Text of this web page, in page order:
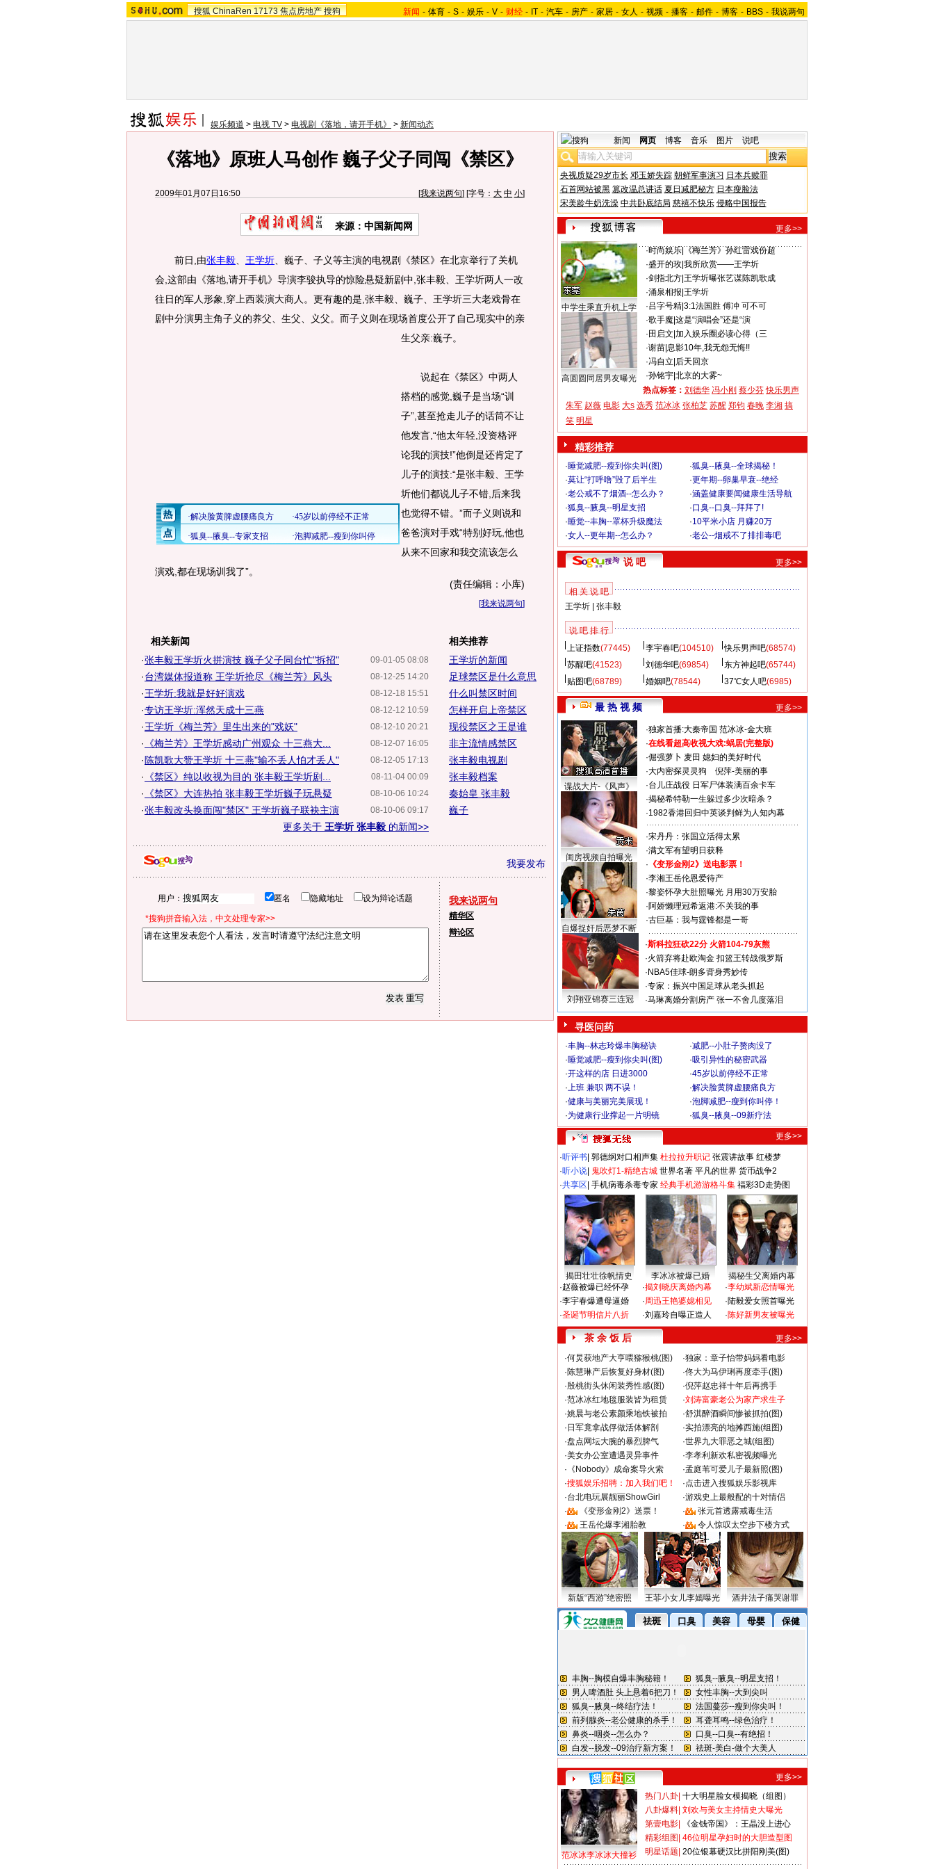
搜狐 ChinaRen 17173 焦点房地产 搜狗 新闻 - 体育 - S - 娱乐 - V - 财经 - IT - 汽车 - 房产 - 家居 - 女人 - 视频 - 播客 - 邮件 - 博客 - BBS - 我说两句
娱乐频道 > 电视 TV > 电视剧《落地，请开手机》 > 新闻动态
《落地》原班人马创作 巍子父子同闯《禁区》
2009年01月07日16:50 [我来说两句] [字号： 大 中 小]
来源：中国新闻网
前日,由张丰毅 王学圻 、巍子、子义等主演的电视剧《禁区》在北京举行了关机
会,这部由《落地,请开手机》导演李骏执导的惊险悬疑新剧中,张丰毅、王学圻两人一改
往日的军人形象,穿上西装演大商人。更有趣的是,张丰毅、巍子、王学圻三大老戏骨在
剧中分演男主角子义的养父、生父、义父。 而子义则在现场首度公开了自己现实中的亲
生父亲:巍子。
说起在《禁区》中两人
搭档的感觉,巍子是当场“训
子”,甚至抢走儿子的话筒不让
他发言,“他太年轻,没资格评
论我的演技!”他倒是还肯定了
儿子的演技:“是张丰毅、王学
圻他们都说儿子不错,后来我
也觉得不错。”而子义则说和
爸爸演对手戏“特别好玩,他也
从来不回家和我交流该怎么
演戏,都在现场训我了”。
(责任编辑：小库)
[我来说两句]
相关新闻
09-01-05 08:08
·张丰毅王学圻火拼演技 巍子父子同台忙"拆招"
08-12-25 14:20
·台湾媒体报道称 王学圻抢尽《梅兰芳》风头
08-12-18 15:51
·王学圻:我就是好好演戏
08-12-12 10:59
·专访王学圻:浑然天成十三燕
08-12-10 20:21
·王学圻《梅兰芳》里生出来的"戏妖"
08-12-07 16:05
· 《梅兰芳》王学圻感动广州观众 十三燕大...
08-12-05 17:13
· 陈凯歌大赞王学圻 十三燕"输不丢人怕才丢人"
08-11-04 00:09
· 《禁区》纯以收视为目的 张丰毅王学圻剧...
08-10-06 10:24
· 《禁区》大连热拍 张丰毅王学圻巍子玩悬疑
08-10-06 09:17
·张丰毅改头换面闯"禁区" 王学圻巍子联袂主演
更多关于 王学圻 张丰毅 的新闻>>
相关推荐
王学圻的新闻
足球禁区是什么意思
什么叫禁区时间
怎样开启上帝禁区
现役禁区之王是谁
非主流情感禁区
张丰毅电视剧
张丰毅档案
秦始皇 张丰毅
巍子
我要发布
用户： 匿名 隐藏地址 设为辩论话题
*搜狗拼音输入法，中文处理专家>>
我来说两句
精华区
辩论区
新闻 网页 博客 音乐 图片 说吧
央视质疑29岁市长 邓玉娇失踪 朝鲜军事演习 日本兵赎罪
石首网站被黑 篡改温总讲话 夏日减肥秘方 日本瘦脸法
宋美龄牛奶洗澡 中共卧底结局 慈禧不快乐 侵略中国报告
更多>>
中学生乘直升机上学
高圆圆同居男友曝光
·时尚娱乐|
《梅兰芳》孙红雷戏份超
·盛开的玫 我所欣赏——王学圻
·剑指北方| 王学圻曝张艺谋陈凯歌成
·涌泉相报 王学圻
·吕字号精| 3:1法国胜 傅冲 可不可
·歌手魔| 这是“演唱会”还是“演
· 田启文 加入娱乐圈必读心得（三
·谢苗| 息影10年,我无怨无悔!!
·冯自立 后天回京
·孙铭宇| 北京的大雾~
热点标签： 刘德华 冯小刚 蔡少芬 快乐男声
朱军 赵薇 电影 大s 选秀 范冰冰 张柏芝 苏醒 郑钧 春晚 李湘 搞
笑 明星
精彩推荐
·睡觉减肥--瘦到你尖叫(图) ·狐臭--腋臭--全球揭秘！
·莫让“打呼噜”毁了后半生 ·更年期--卵巢早衰--绝经
·老公戒不了烟酒--怎么办？ ·涵盖健康要闻健康生活导航
·狐臭--腋臭--明星支招 ·口臭--口臭--拜拜了!
·睡觉--丰胸--罩杯升级魔法 ·10平米小店 月赚20万
·女人--更年期--怎么办？ ·老公--烟戒不了排排毒吧
说 吧 更多>>
相 关 说 吧
王学圻| 张丰毅
说 吧 排 行
上证指数(77445) 李宇春吧(104510) 快乐男声吧(68574)
苏醒吧(41523) 刘德华吧(69854) 东方神起吧(65744)
贴图吧(68789) 婚姻吧(78544) 37℃女人吧(6985)
最 热 视 频 更多>>
谍战大片-《风声》
闺房视频自拍曝光
自爆捉奸后恶梦不断
·独家首播:大秦帝国 范冰冰-金大班
·在线看超高收视大戏:蜗居(完整版)
·倔强萝卜 麦田 媳妇的美好时代
·大内密探灵灵狗
倪萍-美丽的事
·台儿庄战役 日军尸体装满百余卡车
·揭秘希特勒一生躲过多少次暗杀？
·1982香港回归中英谈判鲜为人知内幕
·宋丹丹：张国立活得太累
·满文军有望明日获释
· 《变形金刚2》送电影票！
·李湘王岳伦恩爱待产
·黎姿怀孕大肚照曝光 月用30万安胎
·阿娇懒理冠希返港:不关我的事
·古巨基：我与霆锋都是一哥
刘翔亚锦赛三连冠
·斯科拉狂砍22分 火箭104-79灰熊
·火箭弃将赴欧淘金 扣篮王转战俄罗斯
· NBA5佳球-朗多背身秀妙传
·专家：振兴中国足球从老头抓起
·马琳离婚分割房产 张一不舍几度落泪
寻医问药
·丰胸--林志玲爆丰胸秘诀 ·减肥--小肚子赘肉没了
·睡觉减肥--瘦到你尖叫(图) ·吸引异性的秘密武器
·开这样的店 日进3000 ·45岁以前停经不正常
·上班 兼职 两不误！ ·解决脸黄脾虚腰痛良方
·健康与美丽完美展现！ ·泡脚减肥--瘦到你叫停！
·为健康行业撑起一片明镜 ·狐臭--腋臭--09新疗法
更多>>
·听评书 郭德纲对口相声集 杜拉拉升职记 张震讲故事 红楼梦
·听小说 鬼吹灯1-精绝古城 世界名著 平凡的世界 货币战争2
·共享区 手机病毒杀毒专家 经典手机游游格斗集 福彩3D走势图
揭田壮壮徐帆情史 李冰冰被爆已婚
揭秘生父离婚内幕
·赵薇被爆已经怀孕
·李宇春爆遭母逼婚
·圣诞节明信片八折
·揭刘晓庆离婚内幕
·周迅王艳婆媳相见
·刘嘉玲自曝正造人
·李幼斌新恋情曝光
·陆毅爱女照首曝光
·陈好新男友被曝光
茶 余 饭 后
更多>>
·何炅获地产大亨喂猕猴桃(图) ·独家：章子怡带妈妈看电影
·陈慧琳产后恢复好身材(图) ·佟大为马伊琍再度牵手(图)
·殷桃街头休闲装秀性感(图) ·倪萍赵忠祥十年后再携手
·范冰冰红地毯服装皆为租赁 ·刘涛富豪老公为家产求生子
·姚晨与老公素颜乘地铁被拍 ·舒淇醉酒瞬间惨被抓拍(图)
· 日军竟拿战俘做活体解剖 ·实拍漂亮的地摊西施(组图)
·盘点网坛大腕的暴烈脾气 ·世界九大罪恶之城(组图)
·美女办公室遭遇灵异事件 ·李孝利新欢私密视频曝光
· 《Nobody》成命案导火索 ·孟庭苇可爱儿子最新照(图)
·搜狐娱乐招聘：加入我们吧！ ·点击进入搜狐娱乐影视库
·台北电玩展靓丽ShowGirl ·游戏史上最般配的十对情侣
·
《变形金刚2》送票！ ·
张元首透露戒毒生活
·
王岳伦爆李湘胎教 · 令人惊叹太空步下楼方式
新版“西游”绝密照 王菲小女儿李嫣曝光 酒井法子痛哭谢罪
更多>>
范冰冰李冰冰大撞衫
热门八卦 十大明星脸女模揭晓（组图）
八卦爆料 刘欢与美女主持情史大曝光
第壹电影
《金钱帝国》：王晶没上进心
精彩组图 46位明星孕妇时的大胆造型图
明星话题 20位银幕硬汉比拼阳刚美(图)